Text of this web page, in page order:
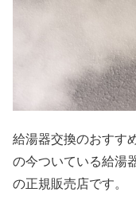
給湯器交換のおすす
の今ついている給湯
の正規販売店です。